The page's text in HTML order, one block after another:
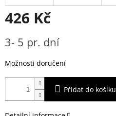
426 Kč
cena:
3- 5 pr. dní
Možnosti doručení
Přidat do košíku